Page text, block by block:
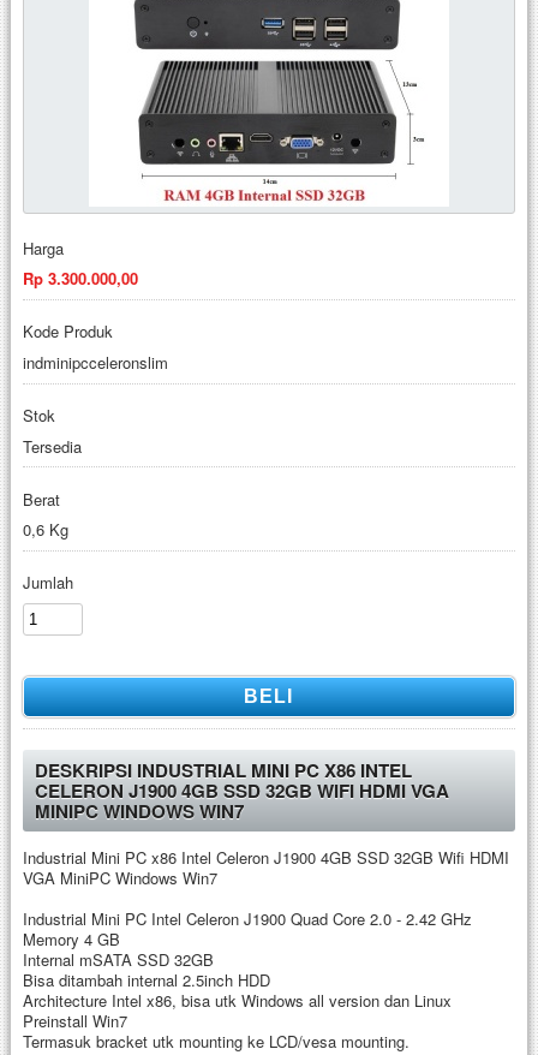
Harga
Rp 3.300.000,00
Kode Produk
indminipcceleronslim
Stok
Tersedia
Berat
0,6 Kg
Jumlah
BELI
DESKRIPSI INDUSTRIAL MINI PC X86 INTEL
CELERON J1900 4GB SSD 32GB WIFI HDMI VGA
MINIPC WINDOWS WIN7
Industrial Mini PC x86 Intel Celeron J1900 4GB SSD 32GB Wifi HDMI
VGA MiniPC Windows Win7
Industrial Mini PC Intel Celeron J1900 Quad Core 2.0 - 2.42 GHz
Memory 4 GB
Internal mSATA SSD 32GB
Bisa ditambah internal 2.5inch HDD
Architecture Intel x86, bisa utk Windows all version dan Linux
Preinstall Win7
Termasuk bracket utk mounting ke LCD/vesa mounting.